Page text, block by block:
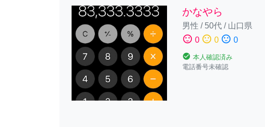
かなやら
男性 / 50代/ 山口県
sentiment_satisfied 0 sentiment_neutral 0 sentiment_dissatisfied 0
check_circle 本人確認済み
電話番号未確認